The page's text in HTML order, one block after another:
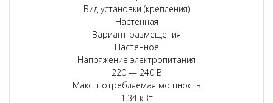
Вид установки (крепления)
Настенная
Вариант размещения
Настенное
Напряжение электропитания
220 — 240 В
Макс. потребляемая мощность
1.34 кВт